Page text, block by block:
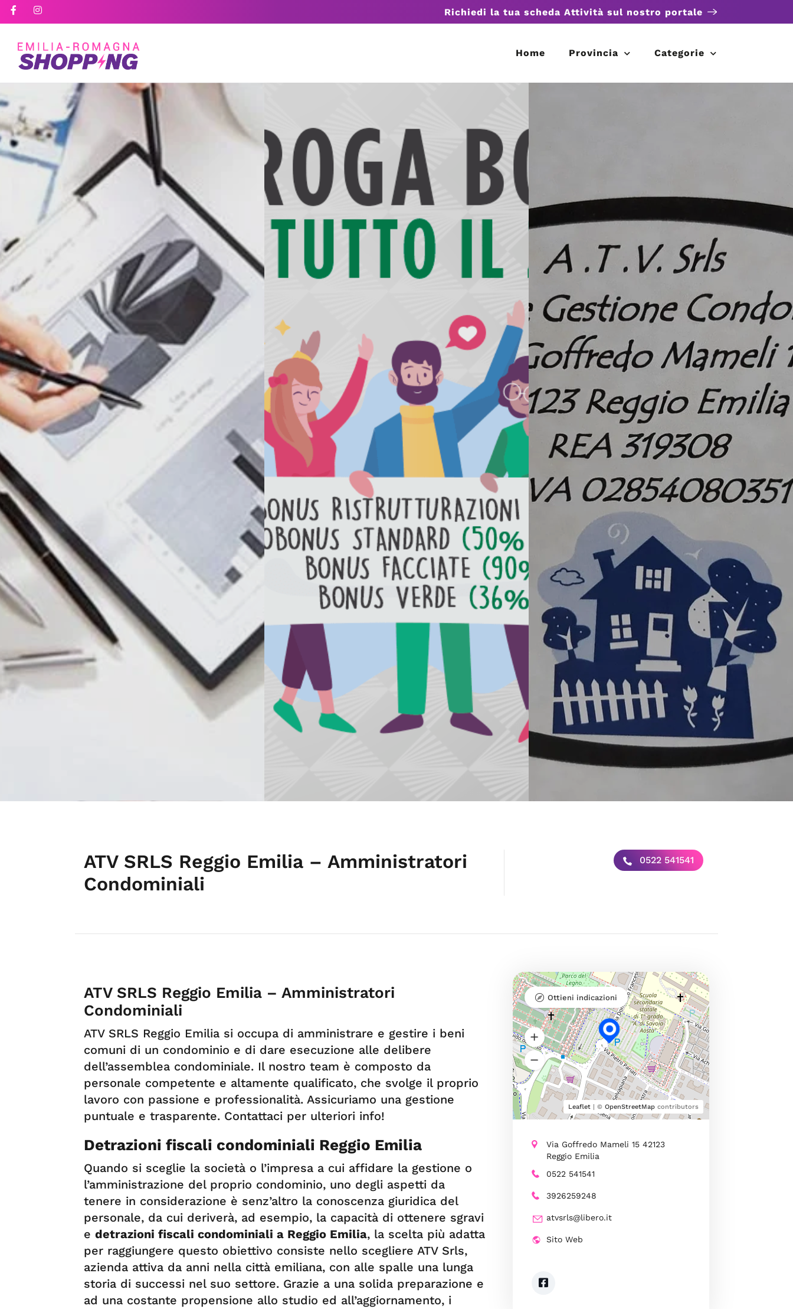
Richiedi la tua scheda Attività sul nostro portale
Home Provincia Categorie
ATV SRLS Reggio Emilia – Amministratori
Condominiali
0522 541541
ATV SRLS Reggio Emilia – Amministratori
Condominiali
ATV SRLS Reggio Emilia si occupa di amministrare e gestire i beni
comuni di un condominio e di dare esecuzione alle delibere
dell’assemblea condominiale. Il nostro team è composto da
personale competente e altamente qualificato, che svolge il proprio
lavoro con passione e professionalità. Assicuriamo una gestione
puntuale e trasparente. Contattaci per ulteriori info!
Detrazioni fiscali condominiali Reggio Emilia
Quando si sceglie la società o l’impresa a cui affidare la gestione o
l’amministrazione del proprio condominio, uno degli aspetti da
tenere in considerazione è senz’altro la conoscenza giuridica del
personale, da cui deriverà, ad esempio, la capacità di ottenere sgravi
e detrazioni fiscali condominiali a Reggio Emilia, la scelta più adatta
per raggiungere questo obiettivo consiste nello scegliere ATV Srls,
azienda attiva da anni nella città emiliana, con alle spalle una lunga
storia di successi nel suo settore. Grazie a una solida preparazione e
ad una costante propensione allo studio ed all’aggiornamento, i
Leaflet| © OpenStreetMapcontributors
Ottieni indicazioni
Via Goffredo Mameli 15 42123
Reggio Emilia
0522 541541
3926259248
atvsrls@libero.it
Sito Web